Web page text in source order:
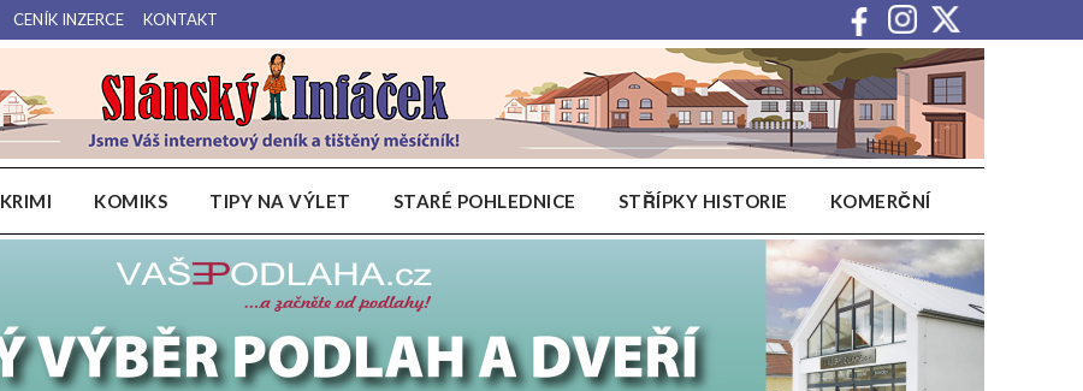
CENÍK INZERCE KONTAKT
Slánský Infáček
Váš internetový deník a tištěný měsíčník pro Slánsko, Kladensko a Lounsko.
KRIMI KOMIKS TIPY NA VÝLET STARÉ POHLEDNICE STŘÍPKY HISTORIE KOMERČNÍ